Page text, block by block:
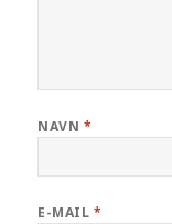
NAVN *
E-MAIL *